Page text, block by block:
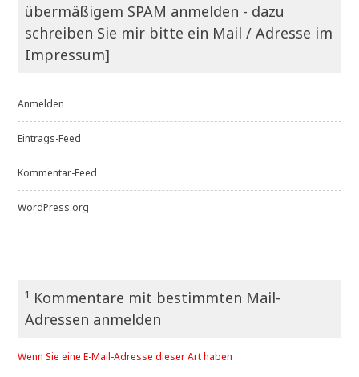
übermäßigem SPAM anmelden - dazu
schreiben Sie mir bitte ein Mail / Adresse im
Impressum]
Anmelden
Eintrags-Feed
Kommentar-Feed
WordPress.org
¹ Kommentare mit bestimmten Mail-
Adressen anmelden
Wenn Sie eine E-Mail-Adresse dieser Art haben